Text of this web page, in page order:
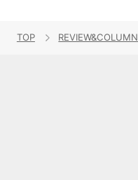
TOP REVIEW&COLUMN